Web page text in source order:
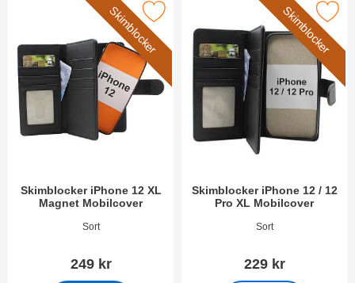
Skimblocker
Skimblocker iPhone 12 XL
Magnet Mobilcover
Varenr 51893Sort
249 kr
skimblocker iPhone 12 XL Magnet Mobilcover som favorit
Skimblocker
Skimblocker iPhone 12 / 12
Pro XL Mobilcover
Varenr 51125Sort
229 kr
Marker skimblocker iPhone 12 / 12